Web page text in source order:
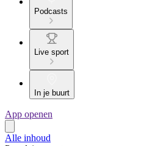
Podcasts
Live sport
In je buurt
App openen
Alle inhoud